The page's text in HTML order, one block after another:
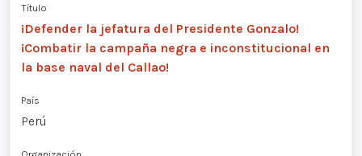
Título
¡Defender la jefatura del Presidente Gonzalo!
¡Combatir la campaña negra e inconstitucional en
la base naval del Callao!
País
Perú